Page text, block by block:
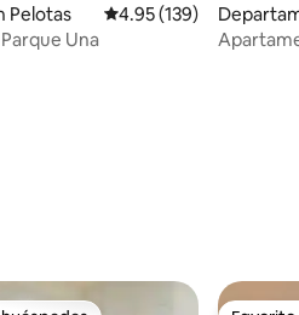
evaluaciones
Pelotas Calificación promedio:
4.95 (139)
Una